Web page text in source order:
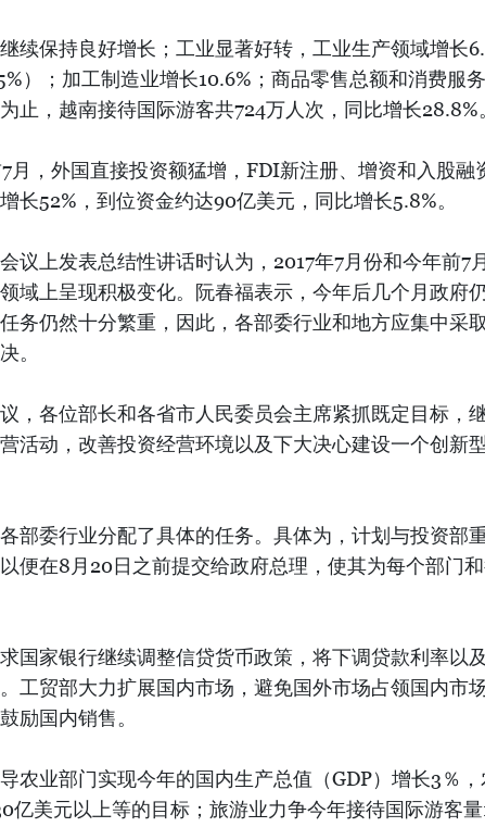
续保持良好增长；工业显著好转，工业生产领域增长
）；加工制造业增长10.6%；商品零售总额和消费服
止，越南接待国际游客共724万人次，同比增长28.8%
月，外国直接投资额猛增，FDI新注册、增资和入股融
长52%，到位资金约达90亿美元，同比增长5.8%。
议上发表总结性讲话时认为，2017年7月份和今年前7
域上呈现积极变化。阮春福表示，今年后几个月政府
务仍然十分繁重，因此，各部委行业和地方应集中采
。
，各位部长和各省市人民委员会主席紧抓既定目标，
活动，改善投资经营环境以及下大决心建设一个创新
部委行业分配了具体的任务。具体为，计划与投资部
便在8月20日之前提交给政府总理，使其为每个部门
国家银行继续调整信贷货币政策，将下调贷款利率以
工贸部大力扩展国内市场，避免国外市场占领国内市
励国内销售。
农业部门实现今年的国内生产总值（GDP）增长3％
亿美元以上等的目标；旅游业力争今年接待国际游客